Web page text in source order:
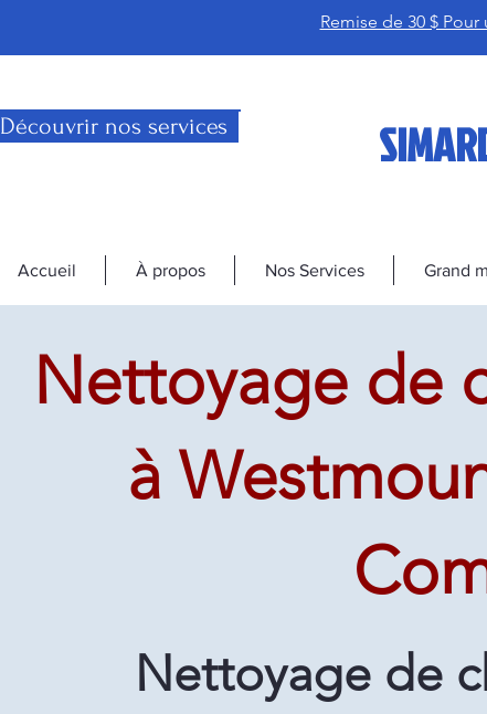
Remise de 30 $
Découvrir nos services
Accueil À propos Nos Services Grand
Nettoyage de
à
Nettoyage de